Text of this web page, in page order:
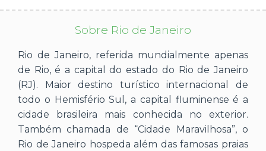
Sobre Rio de Janeiro
Rio de Janeiro, referida mundialmente apenas
de Rio, é a capital do estado do Rio de Janeiro
(RJ). Maior destino turístico internacional de
todo o Hemisfério Sul, a capital fluminense é a
cidade brasileira mais conhecida no exterior.
Também chamada de “Cidade Maravilhosa”, o
Rio de Janeiro hospeda além das famosas praias